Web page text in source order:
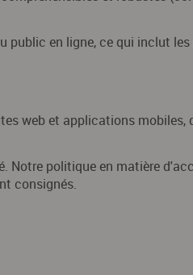
en ligne, ce qui inclut
web et applications
Notre politique en matière
consignés.